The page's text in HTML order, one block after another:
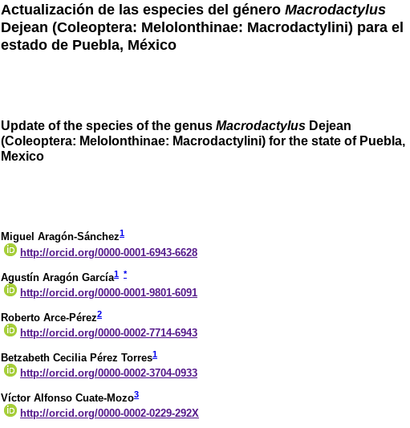
Actualización de las especies del género Macrodactylus
Dejean (Coleoptera: Melolonthinae: Macrodactylini) para el
estado de Puebla, México
Update of the species of the genus Macrodactylus Dejean
(Coleoptera: Melolonthinae: Macrodactylini) for the state of Puebla,
Mexico
Miguel Aragón-Sánchez1
http://orcid.org/0000-0001-6943-6628
Agustín Aragón García1 *
http://orcid.org/0000-0001-9801-6091
Roberto Arce-Pérez2
http://orcid.org/0000-0002-7714-6943
Betzabeth Cecilia Pérez Torres1
http://orcid.org/0000-0002-3704-0933
Víctor Alfonso Cuate-Mozo3
http://orcid.org/0000-0002-0229-292X